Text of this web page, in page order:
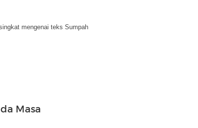
mengenai teks Sumpah
Masa